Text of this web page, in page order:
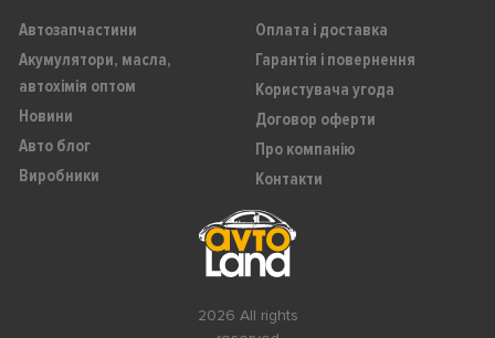
2026 All rights
Автозапчастини
Акумулятори, масла,
автохімія оптом
Новини
Авто блог
Виробники
Оплата і доставка
Гарантія і повернення
Користувача угода
Договор оферти
Про компанію
Контакти